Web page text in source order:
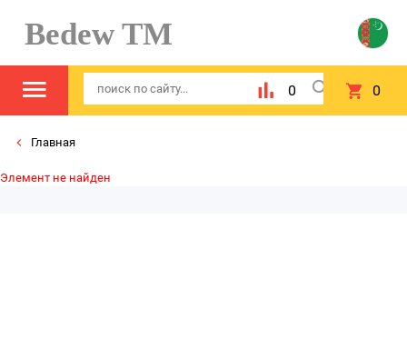
Bedew TM
0 0
Главная
Элемент не найден